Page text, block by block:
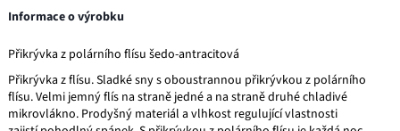
Informace o výrobku
Přikrývka z polárního flísu šedo-antracitová
Přikrývka z flísu. Sladké sny s oboustrannou přikrývkou z polárního
flísu. Velmi jemný flís na straně jedné a na straně druhé chladivé
mikrovlákno. Prodyšný materiál a vlhkost regulující vlastnosti